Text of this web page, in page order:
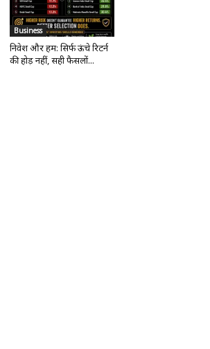
Business
निवेश और हम: सिर्फ ऊंचे रिटर्न
की होड़ नहीं, सही फैसलों...